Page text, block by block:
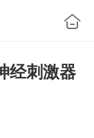
经刺激器